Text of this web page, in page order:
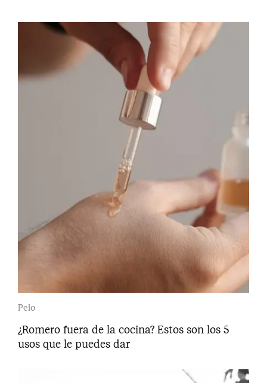
Pelo
¿Romero fuera de la cocina? Estos son los 5
usos que le puedes dar